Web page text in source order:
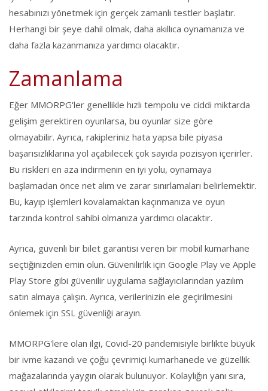
hesabınızı yönetmek için gerçek zamanlı testler başlatır.
Herhangi bir şeye dahil olmak, daha akıllıca oynamanıza ve
daha fazla kazanmanıza yardımcı olacaktır.
Zamanlama
Eğer MMORPG'ler genellikle hızlı tempolu ve ciddi miktarda
gelişim gerektiren oyunlarsa, bu oyunlar size göre
olmayabilir. Ayrıca, rakipleriniz hata yapsa bile piyasa
başarısızlıklarına yol açabilecek çok sayıda pozisyon içerirler.
Bu riskleri en aza indirmenin en iyi yolu, oynamaya
başlamadan önce net alım ve zarar sınırlamaları belirlemektir.
Bu, kayıp işlemleri kovalamaktan kaçınmanıza ve oyun
tarzında kontrol sahibi olmanıza yardımcı olacaktır.
Ayrıca, güvenli bir bilet garantisi veren bir mobil kumarhane
seçtiğinizden emin olun. Güvenilirlik için Google Play ve Apple
Play Store gibi güvenilir uygulama sağlayıcılarından yazılım
satın almaya çalışın. Ayrıca, verilerinizin ele geçirilmesini
önlemek için SSL güvenliği arayın.
MMORPG'lere olan ilgi, Covid-20 pandemisiyle birlikte büyük
bir ivme kazandı ve çoğu çevrimiçi kumarhanede ve güzellik
mağazalarında yaygın olarak bulunuyor. Kolaylığın yanı sıra,